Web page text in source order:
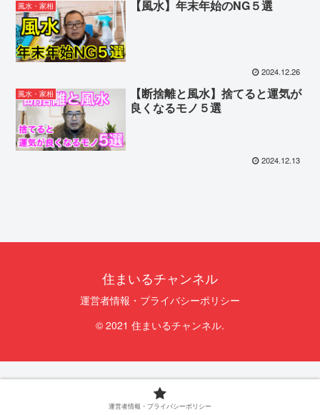
風水・家相 【風水】年末年始のNG５選
2024.12.26
風水・家相
【断捨離と風水】捨てると運気が
良くなるモノ５選
2024.12.13
住まいるチャンネル
運営者情報・プライバシーポリシー
© 2021 住まいるチャンネル.
運営者情報・プライバシーポリシー